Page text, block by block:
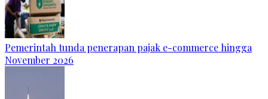
Pemerintah tunda penerapan pajak e-commerce hingga
November 2026